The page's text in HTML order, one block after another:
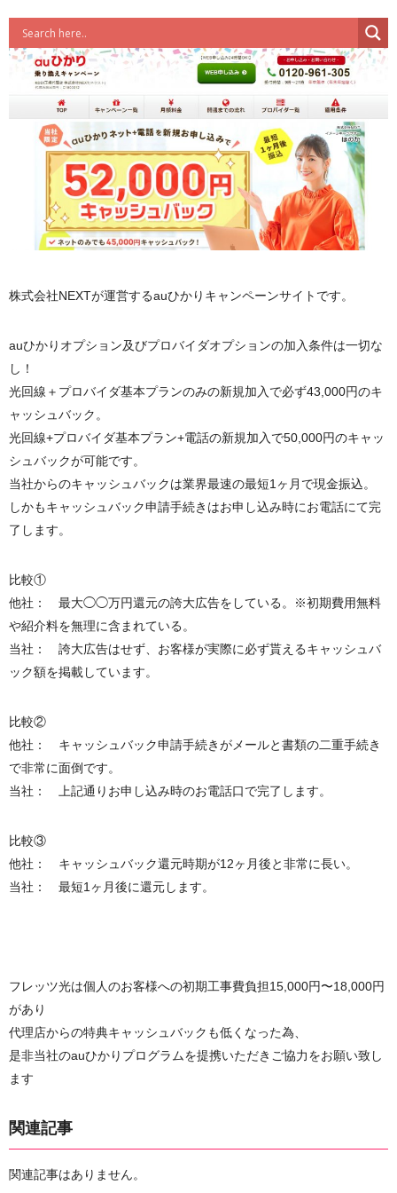
株式会社NEXTが運営するauひかりキャンペーンサイトです。
auひかりオプション及びプロバイダオプションの加入条件は一切な
し！
光回線＋プロバイダ基本プランのみの新規加入で必ず43,000円のキ
ャッシュバック。
光回線+プロバイダ基本プラン+電話の新規加入で50,000円のキャッ
シュバックが可能です。
当社からのキャッシュバックは業界最速の最短1ヶ月で現金振込。
しかもキャッシュバック申請手続きはお申し込み時にお電話にて完
了します。
比較①
他社： 最大◯◯万円還元の誇大広告をしている。※初期費用無料
や紹介料を無理に含まれている。
当社： 誇大広告はせず、お客様が実際に必ず貰えるキャッシュバ
ック額を掲載しています。
比較②
他社： キャッシュバック申請手続きがメールと書類の二重手続き
で非常に面倒です。
当社： 上記通りお申し込み時のお電話口で完了します。
比較③
他社： キャッシュバック還元時期が12ヶ月後と非常に長い。
当社： 最短1ヶ月後に還元します。
フレッツ光は個人のお客様への初期工事費負担15,000円〜18,000円
があり
代理店からの特典キャッシュバックも低くなった為、
是非当社のauひかりプログラムを提携いただきご協力をお願い致し
ます
関連記事
関連記事はありません。